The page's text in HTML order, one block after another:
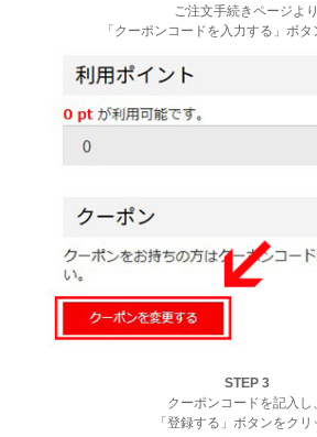
ご注文手続きページより
「クーポンコードを入力する」ボタ
STEP 3
クーポンコードを記入し、
「登録する」ボタンをクリ